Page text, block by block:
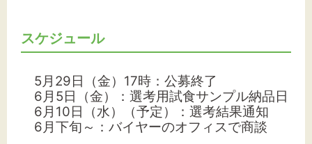
スケジュール
5月29日（金）17時：公募終了
6月5日（金）：選考用試食サンプル納品日
6月10日（水）（予定）：選考結果通知
6月下旬～：バイヤーのオフィスで商談